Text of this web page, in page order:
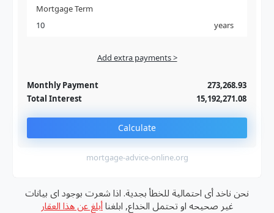
Mortgage Term
years
Add extra payments >
Monthly Payment
273,268.93
Total Interest
15,192,271.08
Calculate
mortgage-advice-online.org
نحن ناخد أى احتمالية للخطأ بجدية. اذا شعرت بوجود اى بيانات
غير صحيحه او تحتمل الخداع, ابلغنا أبلغ عن هذا العقار